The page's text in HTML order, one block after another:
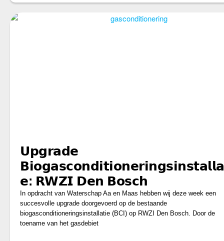
𝗨𝗽𝗴𝗿𝗮𝗱𝗲
𝗲: 𝗥𝗪𝗭𝗜 𝗗𝗲𝗻 𝗕𝗼𝘀𝗰𝗵
In opdracht van Waterschap Aa en Maas hebben wij deze week een
succesvolle upgrade doorgevoerd op de bestaande
biogasconditioneringsinstallatie (BCI) op RWZI Den Bosch. Door de
toename van het gasdebiet